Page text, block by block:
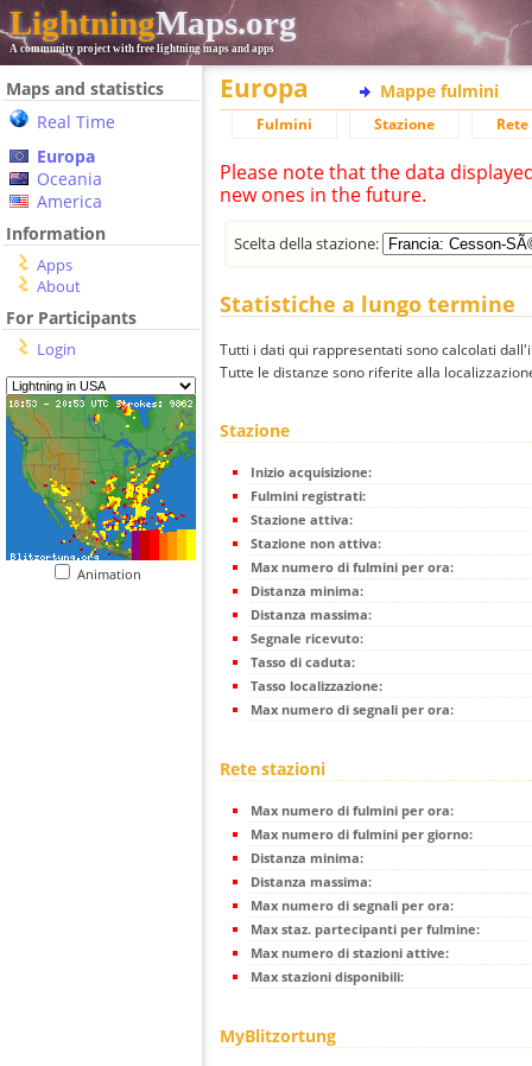
LightningMaps.org
A community project with free lightning maps and apps
Maps and statistics
Real Time
Europa
Oceania
America
Information
Apps
About
For Participants
Login
Animation
Europa Mappe fulmini
Fulmini Stazione
Please note that the data
new ones in the future.
Scelta della stazione:
Statistiche a lungo termine
Tutti i dati qui rappresentati sono calcolati
Tutte le distanze sono riferite alla
Stazione
Inizio acquisizione:
Fulmini registrati:
Stazione attiva:
Stazione non attiva:
Max numero di fulmini per ora:
Distanza minima:
Distanza massima:
Segnale ricevuto:
Tasso di caduta:
Tasso localizzazione:
Max numero di segnali per ora:
Rete stazioni
Max numero di fulmini per ora:
Max numero di fulmini per giorno:
Distanza minima:
Distanza massima:
Max numero di segnali per ora:
Max staz. partecipanti per fulmine:
Max numero di stazioni attive:
Max stazioni disponibili:
MyBlitzortung